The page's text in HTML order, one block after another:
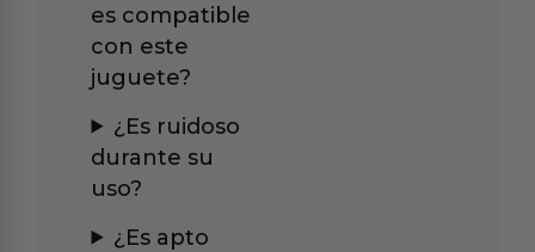
es compatible
con este
juguete?
¿Es ruidoso
durante su
uso?
¿Es apto